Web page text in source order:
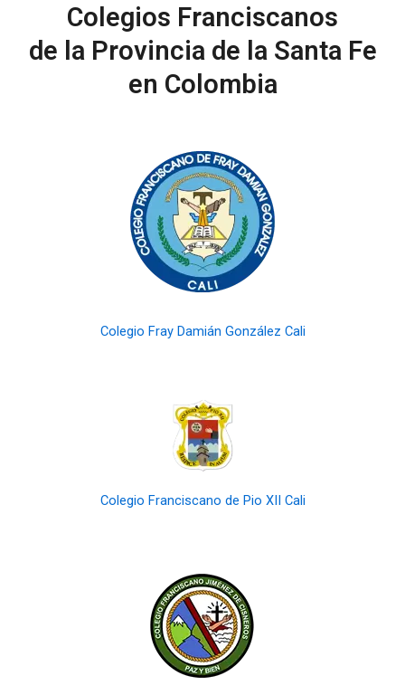
Colegios Franciscanos
de la Provincia de la Santa Fe
en Colombia
Colegio Fray Damián González Cali
Colegio Franciscano de Pio XII Cali